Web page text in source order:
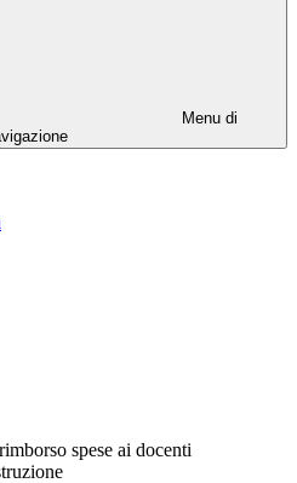
Menu di
spese ai docenti